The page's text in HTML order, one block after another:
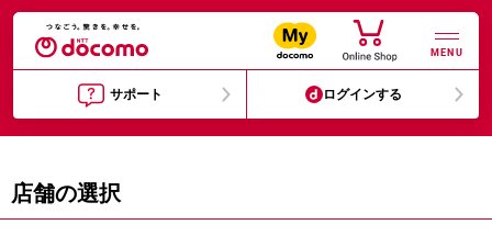
MENU
サポート ログインする
店舗の選択